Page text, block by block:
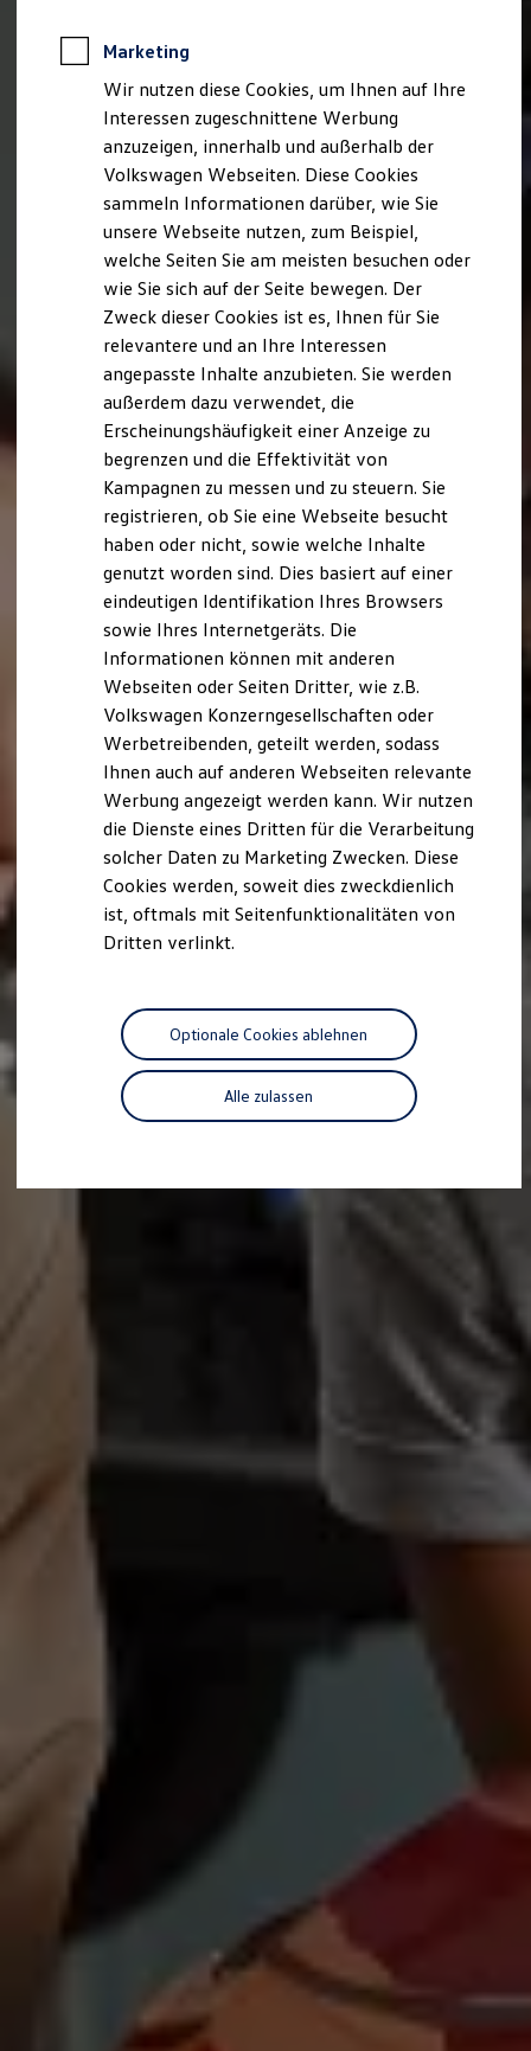
Rekuperation
Laden unterwegs
Laden Zuhause
Ladestationen finden
Ladezeitensimulator
Batterie
Sicherheit
Nachhaltigkeit
Technologie
Kosten und Kauf
Kaufoptionen
E-Auto-Förderung
Software und Konnektivität
Die ID. Software 6
ID. Software Versionen und Updates
Digitale Extras
Schnittstellen zu Ihrem ID.
Hybridautos
Marke und Erlebnis
Volkswagen R und R Experience
R-Modelle
R Experience
Driving Experience
Volkswagen entdecken
Werkbesichtigung
Lifestyle Shop
T-Roc Kollektion
Golf Kollektion
ID. Kollektion
Volkswagen Kollektion
R-Kollektion
GTI Kollektion
Fußball Drop
we drive football
#wedriveproud
Besitzer und Service
Software Updates
Service und Ersatzteile
Motorenöl und Flüssigkeiten
Räder und Reifen
Pannen- und Unfallhilfe
Economy Service
Volkswagen Teile
Zubehör
Entertainment und Elektronik
Updates für Software, Karten und Radio
Volkswagen Kundenbetreuung
Assistenzsysteme
Digitale Betriebsanleitung
Marketing
Wir nutzen diese Cookies, um Ihnen auf Ihre
Interessen zugeschnittene Werbung
anzuzeigen, innerhalb und außerhalb der
Volkswagen Webseiten. Diese Cookies
sammeln Informationen darüber, wie Sie
unsere Webseite nutzen, zum Beispiel,
welche Seiten Sie am meisten besuchen oder
wie Sie sich auf der Seite bewegen. Der
Zweck dieser Cookies ist es, Ihnen für Sie
relevantere und an Ihre Interessen
angepasste Inhalte anzubieten. Sie werden
außerdem dazu verwendet, die
Erscheinungshäufigkeit einer Anzeige zu
begrenzen und die Effektivität von
Kampagnen zu messen und zu steuern. Sie
registrieren, ob Sie eine Webseite besucht
haben oder nicht, sowie welche Inhalte
genutzt worden sind. Dies basiert auf einer
eindeutigen Identifikation Ihres Browsers
sowie Ihres Internetgeräts. Die
Informationen können mit anderen
Webseiten oder Seiten Dritter, wie z.B.
Volkswagen Konzerngesellschaften oder
Werbetreibenden, geteilt werden, sodass
Ihnen auch auf anderen Webseiten relevante
Werbung angezeigt werden kann. Wir nutzen
die Dienste eines Dritten für die Verarbeitung
solcher Daten zu Marketing Zwecken. Diese
Cookies werden, soweit dies zweckdienlich
ist, oftmals mit Seitenfunktionalitäten von
Dritten verlinkt.
Alle zulassen
Optionale Cookies ablehnen